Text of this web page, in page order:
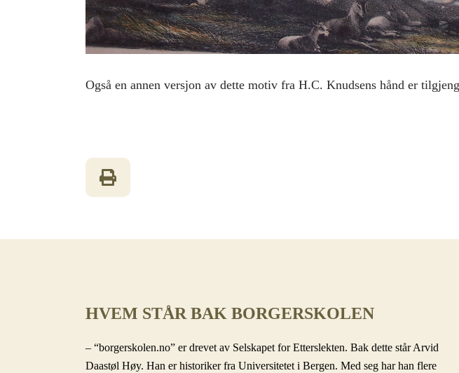
Også en annen versjon av dette motiv fra H.C. Knudsens hånd er
HVEM STÅR BAK BORGERSKOLEN
– “borgerskolen.no” er drevet av Selskapet for Etterslekten. Bak dette står Arvid
Daastøl Høy. Han er historiker fra Universitetet i Bergen. Med seg har han flere